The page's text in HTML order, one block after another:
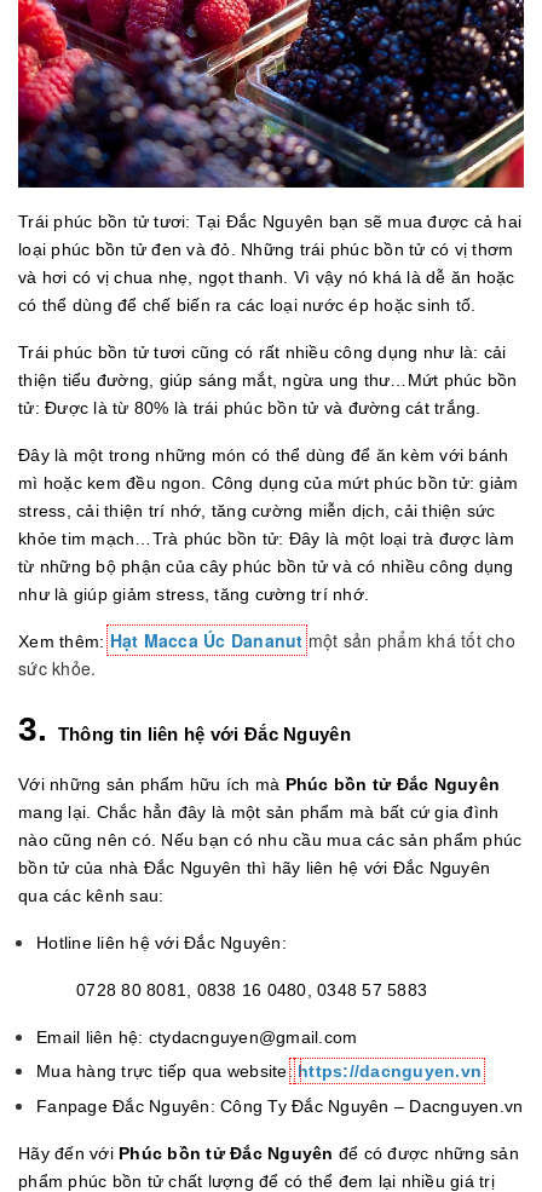
Trái phúc bồn tử tươi: Tại Đắc Nguyên bạn sẽ mua được cả hai
loại phúc bồn tử đen và đỏ. Những trái phúc bồn tử có vị thơm
và hơi có vị chua nhẹ, ngọt thanh. Vì vậy nó khá là dễ ăn hoặc
có thể dùng để chế biến ra các loại nước ép hoặc sinh tố.
Trái phúc bồn tử tươi cũng có rất nhiều công dụng như là: cải
thiện tiểu đường, giúp sáng mắt, ngừa ung thư…Mứt phúc bồn
tử: Được là từ 80% là trái phúc bồn tử và đường cát trắng.
Đây là một trong những món có thể dùng để ăn kèm với bánh
mì hoặc kem đều ngon. Công dụng của mứt phúc bồn tử: giảm
stress, cải thiện trí nhớ, tăng cường miễn dịch, cải thiện sức
khỏe tim mạch…Trà phúc bồn tử: Đây là một loại trà được làm
từ những bộ phận của cây phúc bồn tử và có nhiều công dụng
như là giúp giảm stress, tăng cường trí nhớ.
Xem thêm:Hạt Macca Úc Dananut một sản phẩm khá tốt cho
sức khỏe.
3. Thông tin liên hệ với Đắc Nguyên
Với những sản phẩm hữu ích mà Phúc bồn tử Đắc Nguyên
mang lại. Chắc hẳn đây là một sản phẩm mà bất cứ gia đình
nào cũng nên có. Nếu bạn có nhu cầu mua các sản phẩm phúc
bồn tử của nhà Đắc Nguyên thì hãy liên hệ với Đắc Nguyên
qua các kênh sau:
Hotline liên hệ với Đắc Nguyên:
0728 80 8081, 0838 16 0480, 0348 57 5883
Email liên hệ: ctydacnguyen@gmail.com
Mua hàng trực tiếp qua website: https://dacnguyen.vn
Fanpage Đắc Nguyên: Công Ty Đắc Nguyên – Dacnguyen.vn
Hãy đến với Phúc bồn tử Đắc Nguyên để có được những sản
phẩm phúc bồn tử chất lượng để có thể đem lại nhiều giá trị